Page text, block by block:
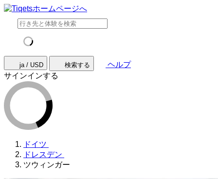
ja / USD 検索する
ヘルプ
サインインする
ドイツ
ドレスデン
ツウィンガー